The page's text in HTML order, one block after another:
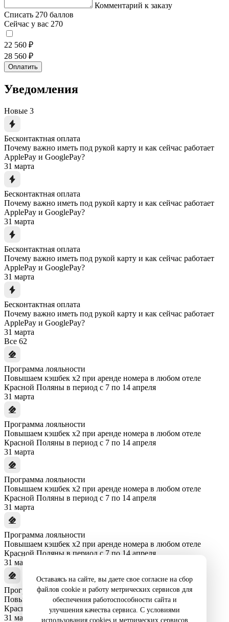
Оставаясь на сайте, вы даете свое согласие на сбор
файлов cookie и работу метрических сервисов для
обеспечения работоспособности сайта и
улучшения качества сервиса. С условиями
использования cookies и метрических сервисов
Комментарий к заказу
Списать 270 баллов
Сейчас у вас 270
22 560 ₽
28 560 ₽
Оплатить
Уведомления
Новые 3
Бесконтактная оплата
Почему важно иметь под рукой карту и как сейчас работает
ApplePay и GooglePay?
31 марта
Бесконтактная оплата
Почему важно иметь под рукой карту и как сейчас работает
ApplePay и GooglePay?
31 марта
Бесконтактная оплата
Почему важно иметь под рукой карту и как сейчас работает
ApplePay и GooglePay?
31 марта
Бесконтактная оплата
Почему важно иметь под рукой карту и как сейчас работает
ApplePay и GooglePay?
31 марта
Все 62
Программа лояльности
Повышаем кэшбек x2 при аренде номера в любом отеле
Красной Поляны в период с 7 по 14 апреля
31 марта
Программа лояльности
Повышаем кэшбек x2 при аренде номера в любом отеле
Красной Поляны в период с 7 по 14 апреля
31 марта
Программа лояльности
Повышаем кэшбек x2 при аренде номера в любом отеле
Красной Поляны в период с 7 по 14 апреля
31 марта
Программа лояльности
Повышаем кэшбек x2 при аренде номера в любом отеле
Красной Поляны в период с 7 по 14 апреля
31 марта
Программа лояльности
Повышаем кэшбек x2 при аренде номера в любом отеле
Красной Поляны в период с 7 по 14 апреля
31 марта